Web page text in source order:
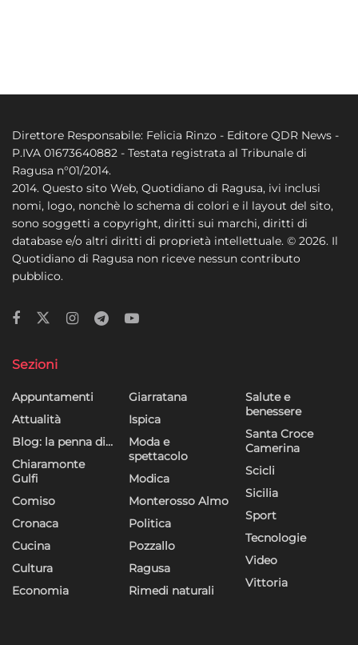
Direttore Responsabile: Felicia Rinzo - Editore QDR News -
P.IVA 01673640882 - Testata registrata al Tribunale di
Ragusa n°01/2014.
2014. Questo sito Web, Quotidiano di Ragusa, ivi inclusi
nomi, logo, nonchè lo schema di colori e il layout del sito,
sono soggetti a copyright, diritti sui marchi, diritti di
database e/o altri diritti di proprietà intellettuale. © 2026. Il
Quotidiano di Ragusa non riceve nessun contributo
pubblico.
Sezioni
Appuntamenti
Attualità
Blog: la penna di…
Chiaramonte
Gulfi
Comiso
Cronaca
Cucina
Cultura
Economia
Giarratana
Ispica
Moda e
spettacolo
Modica
Monterosso Almo
Politica
Pozzallo
Ragusa
Rimedi naturali
Salute e
benessere
Santa Croce
Camerina
Scicli
Sicilia
Sport
Tecnologie
Video
Vittoria